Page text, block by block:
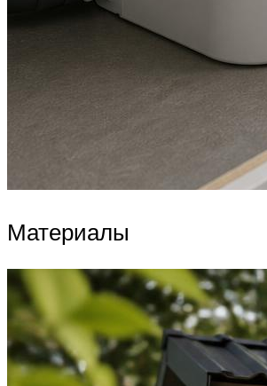
Материалы